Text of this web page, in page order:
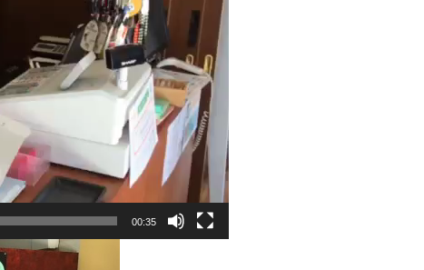
00:35